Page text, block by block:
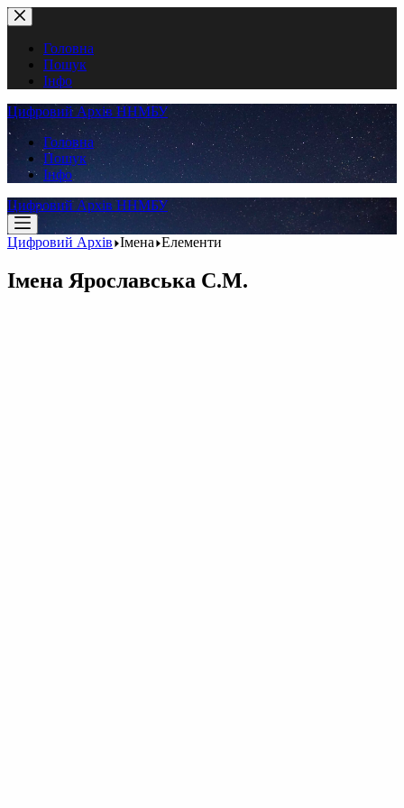
Перейти
до
вмістуГоловна
Пошук
Інфо
Цифровий Архів ННМБУ
Головна
Пошук
Інфо
Цифровий Архів ННМБУ
Цифровий Архів Імена Елементи
Імена Ярославська С.М.